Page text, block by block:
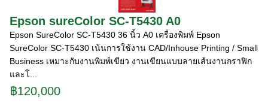
Epson sureColor SC-T5430 A0
Epson SureColor SC-T5430 36 นิ้ว A0 เครื่องพิมพ์ Epson
SureColor SC-T5430 เน้นการใช้งาน CAD/Inhouse Printing / Small
Business เหมาะกับงานพิมพ์เขียว งานเขียนแบบลายเส้นงานกราฟิก
และโ...
฿120,000